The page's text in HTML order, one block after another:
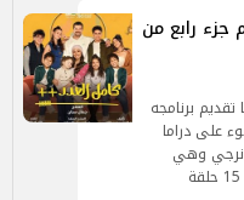
رابع من
برنامجه
على دراما
وهي